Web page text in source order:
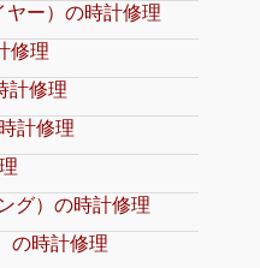
ー）の時計修理
修理
計修理
計修理
グ）の時計修理
の時計修理